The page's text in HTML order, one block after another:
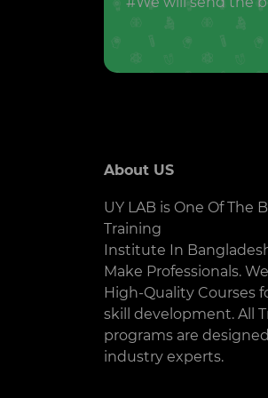
About US
UY LAB is One Of The
Training
Institute In
Make Professionals.
High-Quality Courses
skill development. All
programs are
industry experts.